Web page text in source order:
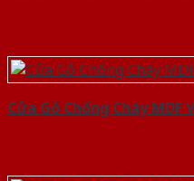
Cửa Gỗ Chống Cháy MDF